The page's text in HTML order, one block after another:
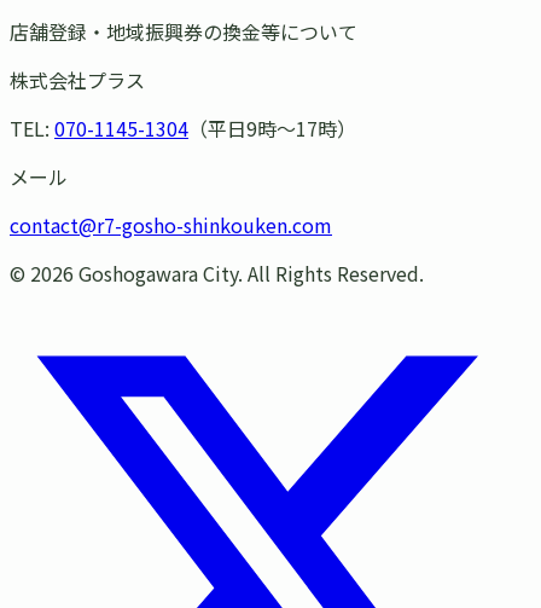
店舗登録・地域振興券の換金等について
株式会社プラス
TEL: 070-1145-1304 （平日9時〜17時）
メール
contact@r7-gosho-shinkouken.com
© 2026 Goshogawara City. All Rights Reserved.